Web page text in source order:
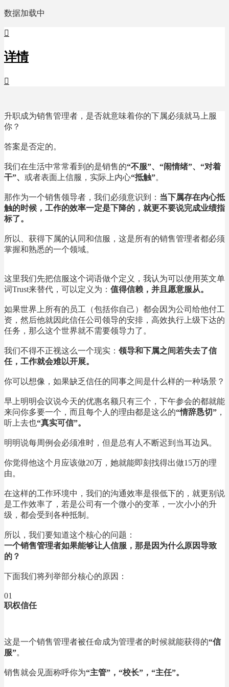
数据加载中

详情

升职成为销售管理者，是否就意味着你的下属必须就马上服
你？
答案是否定的。
我们在生活中常常看到的是销售的“不服”、“闹情绪”、“对着
干”、 或者表面上信服，实际上内心“抵触”。
那作为一个销售领导者，我们必须意识到： 当下属存在内心抵
触的时候，工作的效率一定是下降的，就更不要说完成业绩指
标了。
所以、获得下属的认同和信服，这是所有的销售管理者都必须
掌握和熟悉的一个领域。
这里我们先把信服这个词语做个定义，我认为可以使用英文单
词Trust来替代，可以定义为： 值得信赖，并且愿意服从。
如果世界上所有的员工（包括你自己）都会因为公司给他付工
资，然后他就因此信任公司领导的安排，高效执行上级下达的
任务，那么这个世界就不需要领导力了。
我们不得不正视这么一个现实： 领导和下属之间若失去了信
任， 工作就会难以开展。
你可以想像，如果缺乏信任的同事之间是什么样的一种场景？
早上明明会议说今天的优惠名额只有三个，下午参会的都就能
来问你多要一个，而且每个人的理由都是这么的“情辞恳切” ，
听上去也“真实可信”。
明明说每周例会必须准时，但是总有人不断迟到当耳边风。
你觉得他这个月应该做20万，她就能即刻找得出做15万的理
由。
在这样的工作环境中，我们的沟通效率是很低下的，就更别说
是工作效率了，若是公司有一个微小的变革，一次小小的升
级，都会受到各种抵制。
所以，我们要知道这个核心的问题：
一个销售管理者如果能够让人信服，那是因为什么原因导致
的？
下面我们将列举部分核心的原因：
01
职权信任
这是一个销售管理者被任命成为管理者的时候就能获得的“信
服”。
销售就会见面称呼你为“主管”，“校长”，“主任”。